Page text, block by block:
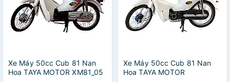
Xe Máy 50cc Cub 81 Nan
Hoa TAYA MOTOR XM81_05
Xe Máy 50cc Cub 81 Nan
Hoa TAYA MOTOR